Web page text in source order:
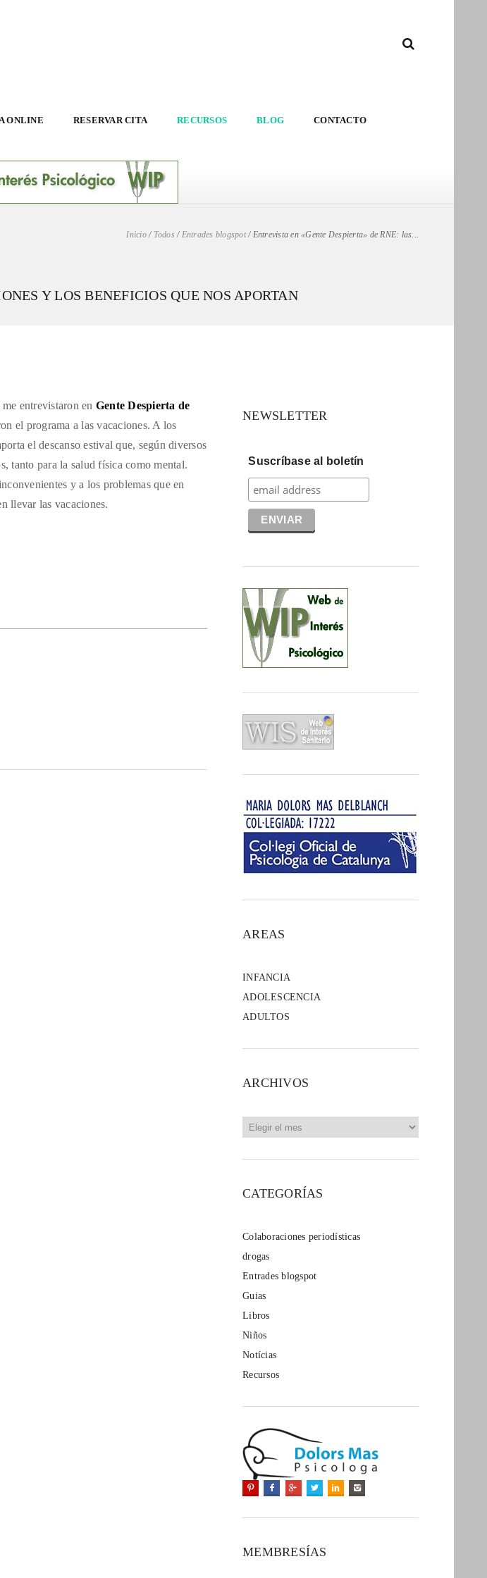
ONLINE RESERVAR CITA RECURSOS BLOG CONTACTO
Inicio/ Todos / Entrades blogspot/ Entrevista en «Gente Despierta» de RNE: las...
Y LOS BENEFICIOS QUE NOS APORTAN
entrevistaron en Gente Despierta de
el programa a las vacaciones. A los
el descanso estival que, según diversos
tanto para la salud física como mental.
y a los problemas que en
llevar las vacaciones.
NEWSLETTER
Suscríbase al boletín
AREAS
INFANCIA
ADOLESCENCIA
ADULTOS
ARCHIVOS
CATEGORÍAS
Colaboraciones periodísticas
drogas
Entrades blogspot
Guias
Libros
Niños
Notícias
Recursos
MEMBRESÍAS